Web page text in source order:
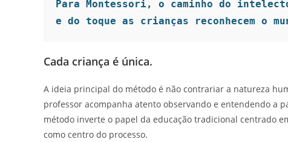
Para Montessori, o caminho do
e do toque as crianças reconhecem o
Cada criança é única.
A ideia principal do método é não contrariar a natureza
professor acompanha atento observando e entendendo a
método inverte o papel da educação tradicional centrado
como centro do processo.